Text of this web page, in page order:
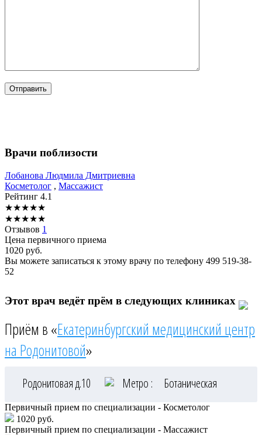
Врачи поблизости
Лобанова Людмила Дмитриевна
Косметолог , Массажист
Рейтинг 4.1
★★★★★
★★★★★
Отзывов 1
Цена первичного приема
1020 руб.
Вы можете записаться к этому врачу по телефону 499 519-38-
52
Этот врач ведёт прём в следующих клиниках
Приём в «Екатеринбургский медицинский центр
на Родонитовой»
Родонитовая д.10 Метро : Ботаническая
Первичный прием по специализации - Косметолог
1020 руб.
Первичный прием по специализации - Массажист